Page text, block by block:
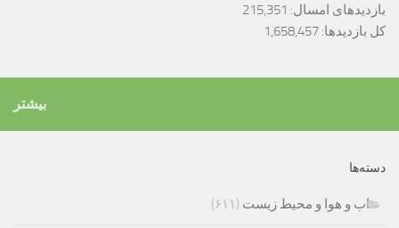
بازدیدهای امسال: 215,351
کل بازدیدها: 1,658,457
بیشتر
دسته‌ها
اب و هوا و محیط زیست (۶۱۱)